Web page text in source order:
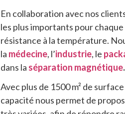
En collaboration avec nos
les plus importants pour
résistance à la température.
la médecine, l’industrie, le
dans la séparation magnétique.
Avec plus de 1500 m² de
capacité nous permet de